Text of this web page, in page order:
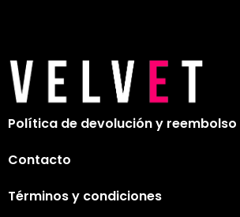
Política de devolución y reembolso
Contacto
Términos y condiciones